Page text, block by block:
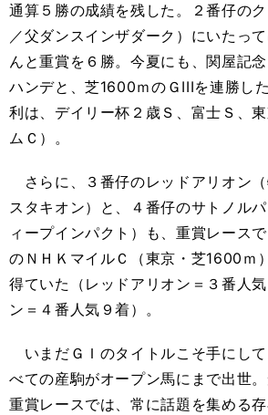
通算５勝の成績を残した。２番仔の
／父ダンスインザダーク）にいたっ
んと重賞を６勝。今夏にも、関屋記
ハンデと、芝1600ｍのＧIIIを連勝し
利は、デイリー杯２歳Ｓ、富士Ｓ、
ムＣ）。
さらに、３番仔のレッドアリオン
スタキオン）と、４番仔のサトノル
ィープインパクト）も、重賞レース
のＮＨＫマイルＣ（東京・芝1600ｍ
得ていた（レッドアリオン＝３番人
ン＝４番人気９着）。
いまだＧＩのタイトルこそ手にし
べての産駒がオープン馬にまで出世
重賞レースでは、常に話題を集める存